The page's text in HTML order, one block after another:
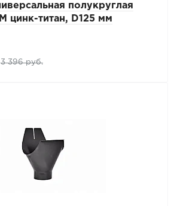
полукруглая
цинк-титан, D125 мм
3 396 руб.